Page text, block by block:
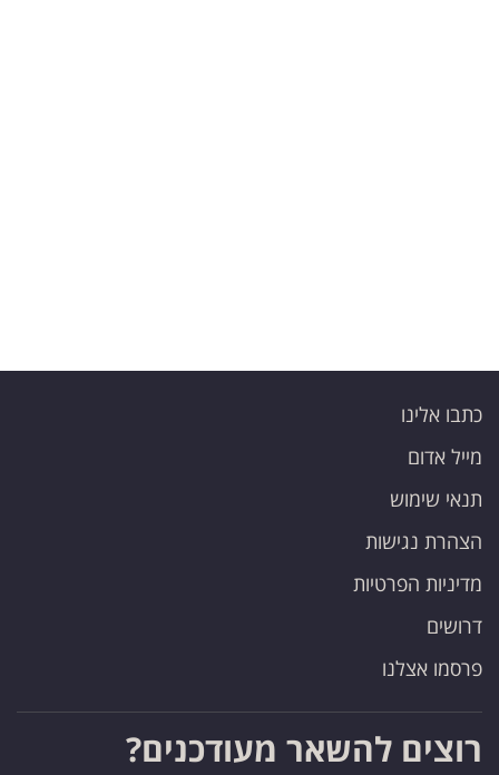
כתבו אלינו
מייל אדום
תנאי שימוש
הצהרת נגישות
מדיניות הפרטיות
דרושים
פרסמו אצלנו
רוצים להשאר מעודכנים?